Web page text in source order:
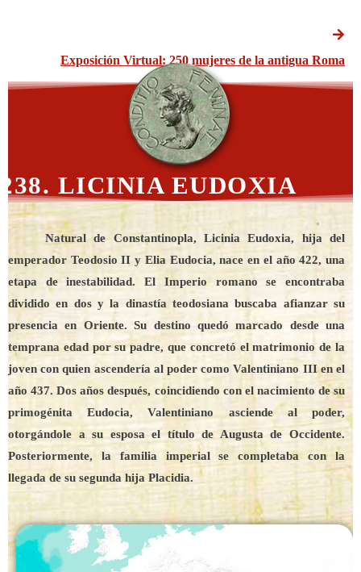
Exposición Virtual: 250 mujeres de la antigua Roma
238. LICINIA EUDOXIA
Natural de Constantinopla, Licinia Eudoxia, hija del
emperador Teodosio II y Elia Eudocia, nace en el año 422, una
etapa de inestabilidad. El Imperio romano se encontraba
dividido en dos y la dinastía teodosiana buscaba afianzar su
presencia en Oriente. Su destino quedó marcado desde una
temprana edad por su padre, que concretó el matrimonio de la
joven con quien ascendería al poder como Valentiniano III en el
año 437. Dos años después, coincidiendo con el nacimiento de su
primogénita Eudocia, Valentiniano asciende al poder,
otorgándole a su esposa el título de Augusta de Occidente.
Posteriormente, la familia imperial se completaba con la
llegada de su segunda hija Placidia.